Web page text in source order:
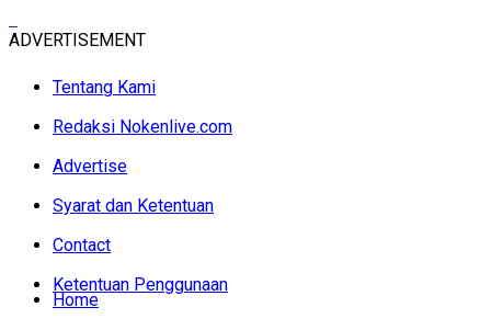
ADVERTISEMENT
Tentang Kami
Redaksi Nokenlive.com
Advertise
Syarat dan Ketentuan
Contact
Ketentuan Penggunaan
Home